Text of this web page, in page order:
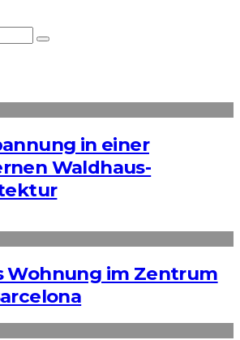
in einer
Waldhaus-
Wohnung im Zentrum